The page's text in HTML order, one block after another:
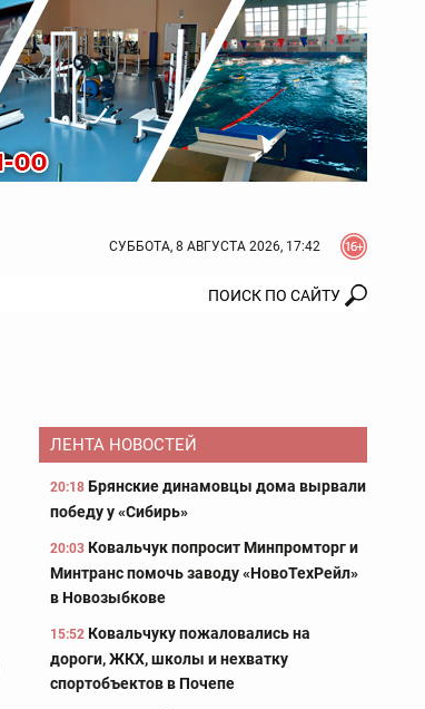
СУББОТА, 8 АВГУСТА 2026, 17:42
ЛЕНТА НОВОСТЕЙ
20:18 Брянские динамовцы дома вырвали
победу у «Сибирь»
20:03 Ковальчук попросит Минпромторг и
Минтранс помочь заводу «НовоТехРейл»
в Новозыбкове
15:52 Ковальчуку пожаловались на
дороги, ЖКХ, школы и нехватку
спортобъектов в Почепе